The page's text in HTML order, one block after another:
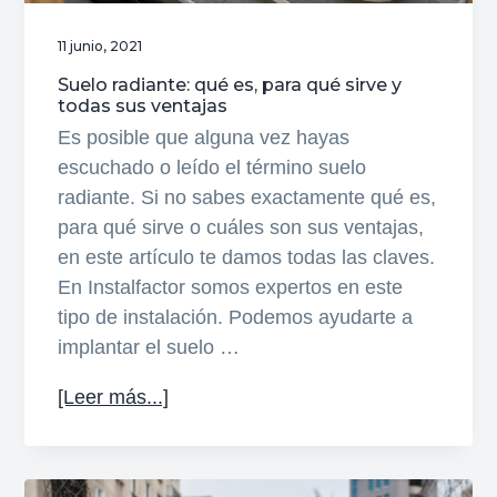
11 junio, 2021
Suelo radiante: qué es, para qué sirve y
todas sus ventajas
Es posible que alguna vez hayas
escuchado o leído el término suelo
radiante. Si no sabes exactamente qué es,
para qué sirve o cuáles son sus ventajas,
en este artículo te damos todas las claves.
En Instalfactor somos expertos en este
tipo de instalación. Podemos ayudarte a
implantar el suelo …
[Leer más...]
radiante: